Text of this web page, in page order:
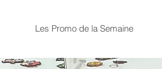
Les Promo de la Semaine